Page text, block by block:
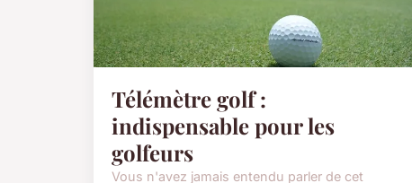
Télémètre golf :
indispensable pour les
golfeurs
Vous n'avez jamais entendu parler de cet